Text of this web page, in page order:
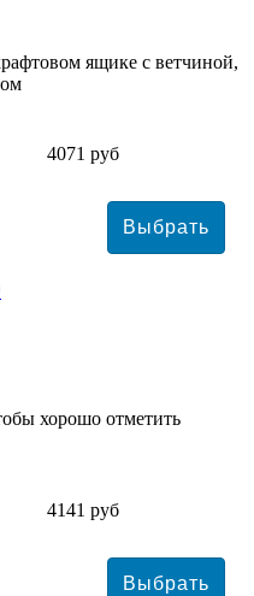
ящике с ветчиной,
4071 руб
хорошо отметить
4141 руб